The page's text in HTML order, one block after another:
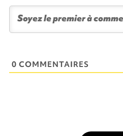
0 COMMENTAIRES